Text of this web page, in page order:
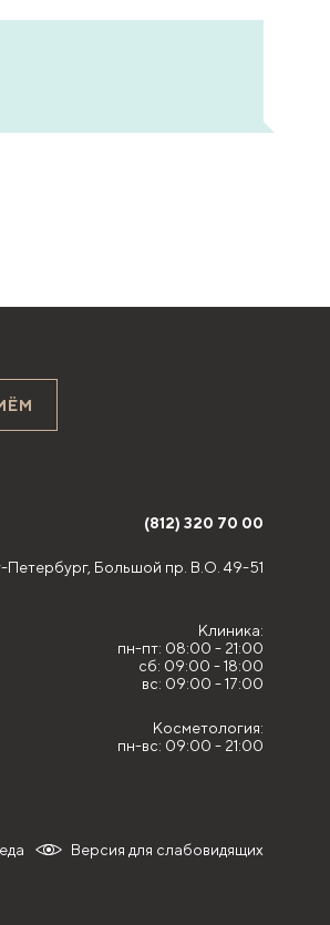
(812) 320 70 00
Петербург, Большой пр. В.О. 49-51
Клиника:
пн-пт: 08:00 - 21:00
сб: 09:00 - 18:00
вс: 09:00 - 17:00
Косметология:
пн-вс: 09:00 - 21:00
Версия для слабовидящих